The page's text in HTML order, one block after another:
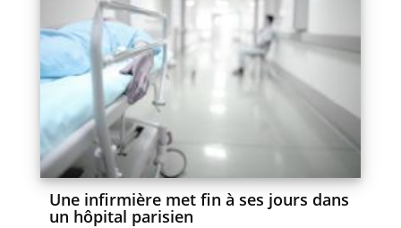
Une infirmière met fin à ses jours dans
un hôpital parisien